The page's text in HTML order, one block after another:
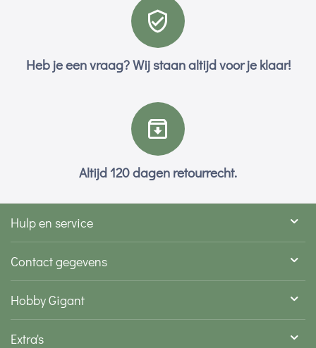
Heb je een vraag? Wij staan altijd voor je klaar!
Altijd 120 dagen retourrecht.
Hulp en service
Contact gegevens
Hobby Gigant
Extra's